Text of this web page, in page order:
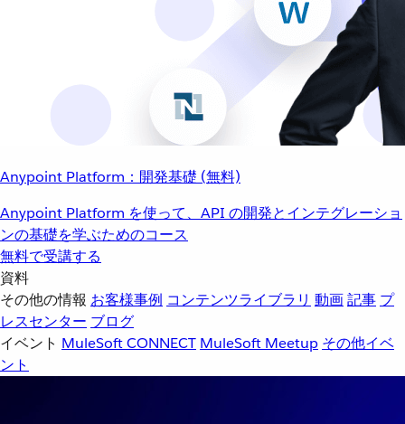
Anypoint Platform：開発基礎 (無料)
Anypoint Platform を使って、API の開発とインテグレーショ
ンの基礎を学ぶためのコース
無料で受講する
資料
その他の情報 お客様事例 コンテンツライブラリ 動画記事 プ
レスセンター ブログ
イベント MuleSoft CONNECT MuleSoft Meetup その他イベ
ント